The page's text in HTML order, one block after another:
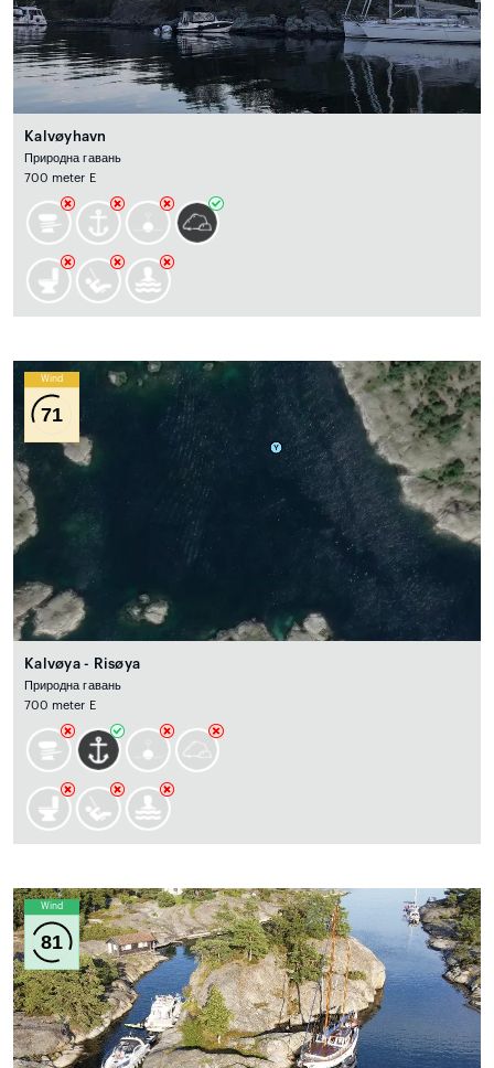
Kalvøyhavn
Природна гавань
700 meter E
Wind
71
Kalvøya - Risøya
Природна гавань
700 meter E
Wind
81